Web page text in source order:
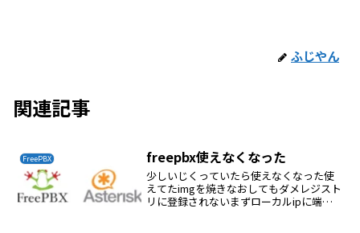
ふじやん
関連記事
FreePBX freepbx使えなくなった
少しいじくっていたら使えなくなった使
えてたimgを焼きなおしてもダメレジスト
リに登録されないまずローカルipに端末